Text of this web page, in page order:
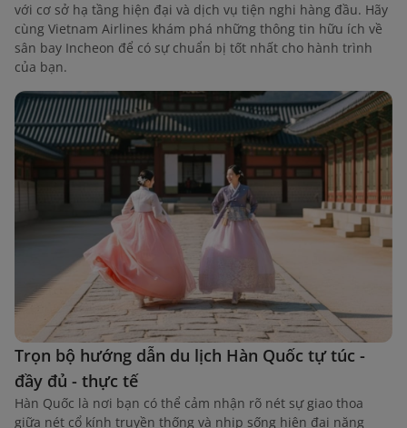
với cơ sở hạ tầng hiện đại và dịch vụ tiện nghi hàng đầu. Hãy
cùng Vietnam Airlines khám phá những thông tin hữu ích về
sân bay Incheon để có sự chuẩn bị tốt nhất cho hành trình
của bạn.
Trọn bộ hướng dẫn du lịch Hàn Quốc tự túc -
đầy đủ - thực tế
Hàn Quốc là nơi bạn có thể cảm nhận rõ nét sự giao thoa
giữa nét cổ kính truyền thống và nhịp sống hiện đại năng